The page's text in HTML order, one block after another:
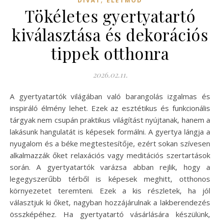
Tökéletes gyertyatartó
kiválasztása és dekorációs
tippek otthonra
2026.02.11.
A gyertyatartók világában való barangolás izgalmas és
inspiráló élmény lehet. Ezek az esztétikus és funkcionális
tárgyak nem csupán praktikus világítást nyújtanak, hanem a
lakásunk hangulatát is képesek formálni. A gyertya lángja a
nyugalom és a béke megtestesítője, ezért sokan szívesen
alkalmazzák őket relaxációs vagy meditációs szertartások
során. A gyertyatartók varázsa abban rejlik, hogy a
legegyszerűbb térből is képesek meghitt, otthonos
környezetet teremteni. Ezek a kis részletek, ha jól
választjuk ki őket, nagyban hozzájárulnak a lakberendezés
összképéhez. Ha gyertyatartó vásárlására készülünk,